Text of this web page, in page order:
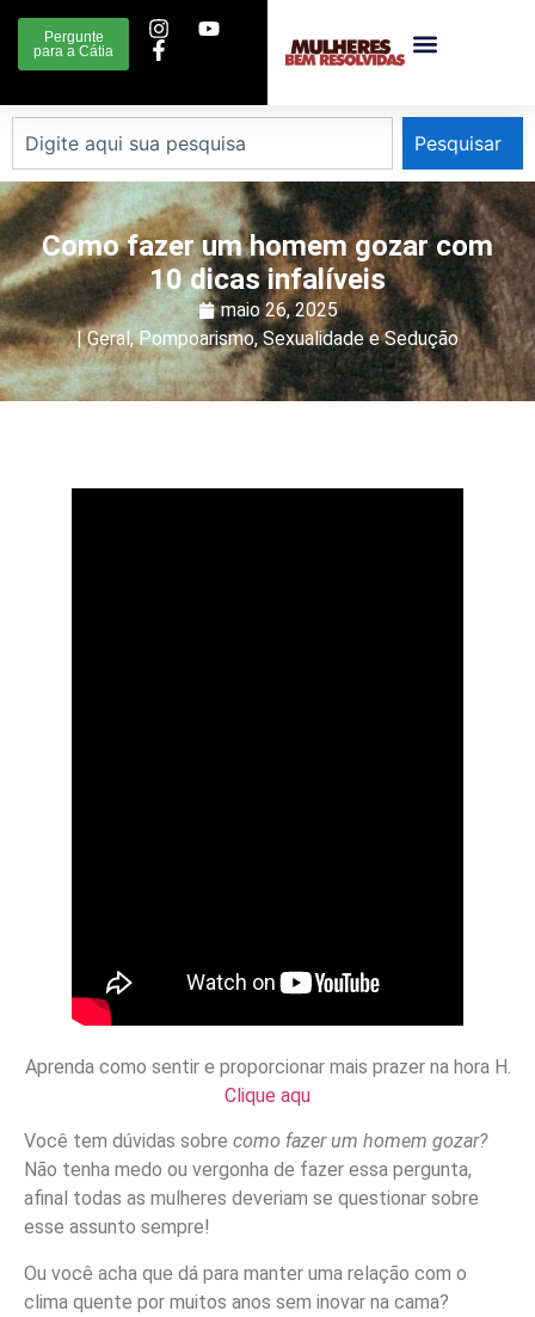
Pergunte
para a Cátia
Pesquisar
Como fazer um homem gozar com
10 dicas infalíveis
maio 26, 2025
|Geral,Pompoarismo,Sexualidade e Sedução
Aprenda como sentir e proporcionar mais prazer na hora H.
Clique aqu
Você tem dúvidas sobre como fazer um homem gozar?
Não tenha medo ou vergonha de fazer essa pergunta,
afinal todas as mulheres deveriam se questionar sobre
esse assunto sempre!
Ou você acha que dá para manter uma relação com o
clima quente por muitos anos sem inovar na cama?